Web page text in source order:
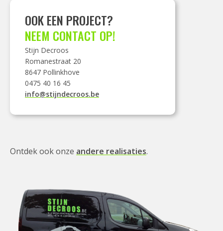
OOK EEN PROJECT?
NEEM CONTACT OP!
Stijn Decroos
Romanestraat 20
8647 Pollinkhove
0475 40 16 45
info@stijndecroos.be
Ontdek ook onze andere realisaties.